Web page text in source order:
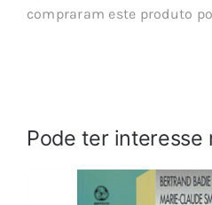
compraram este produto
Pode ter interesse